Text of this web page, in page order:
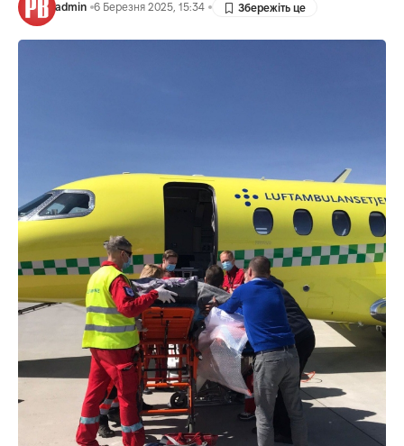
admin 6 Березня 2025, 15:34